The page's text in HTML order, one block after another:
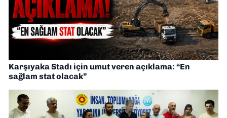
Karşıyaka Stadı için umut veren açıklama: “En
sağlam stat olacak”